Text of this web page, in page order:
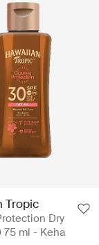
Tropic
Dry
75 ml - Keha